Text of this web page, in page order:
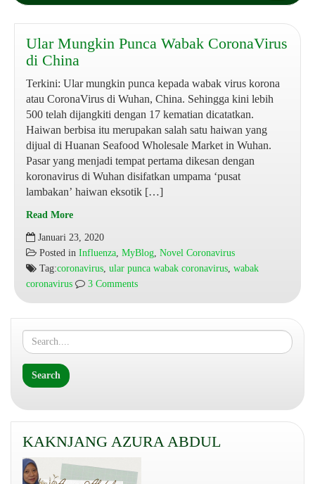
Ular Mungkin Punca Wabak CoronaVirus
di China
Terkini: Ular mungkin punca kepada wabak virus korona
atau CoronaVirus di Wuhan, China. Sehingga kini lebih
500 telah dijangkiti dengan 17 kematian dicatatkan.
Haiwan berbisa itu merupakan salah satu haiwan yang
dijual di Huanan Seafood Wholesale Market in Wuhan.
Pasar yang menjadi tempat pertama dikesan dengan
koronavirus di Wuhan disifatkan umpama ‘pusat
lambakan’ haiwan eksotik […]
Read More
Mungkin
Punca
Wabak
CoronaVirus
di
China
Januari 23, 2020
Posted in Influenza MyBlog Novel Coronavirus
Tag:coronavirus ular punca wabak coronavirus wabak
coronavirus
3 Comments
KAKNJANG AZURA ABDUL